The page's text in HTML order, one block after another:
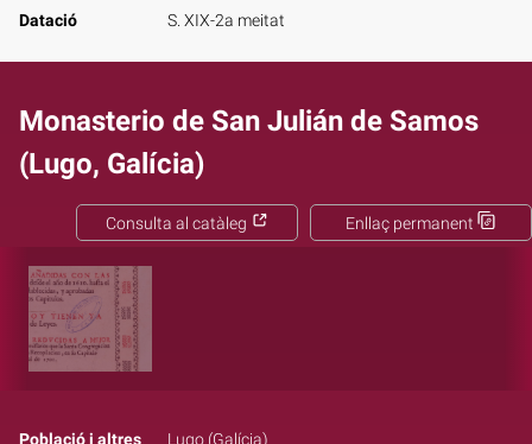
Datació
S. XIX-2a meitat
Monasterio de San Julián de Samos
(Lugo, Galícia)
Enllaç permanent
Consulta al catàleg